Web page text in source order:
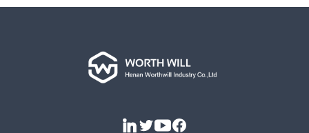
فيسبوك
يوتيوب
تويترلينكد إن